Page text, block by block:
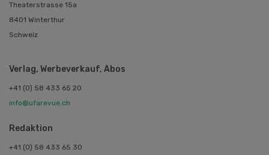
Theaterstrasse 15a
8401 Winterthur
Schweiz
Verlag, Werbeverkauf, Abos
+41 (0) 58 433 65 20
info@ufarevue.ch
Redaktion
+41 (0) 58 433 65 30